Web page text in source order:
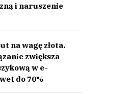
i naruszenie
na wagę złota.
zwiększa
w e-
do 70%